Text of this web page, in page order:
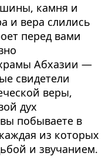
камня и
и вера слились
перед вами
Абхазии —
свидетели
веры,
дух
побываете в
из которых
и звучанием.